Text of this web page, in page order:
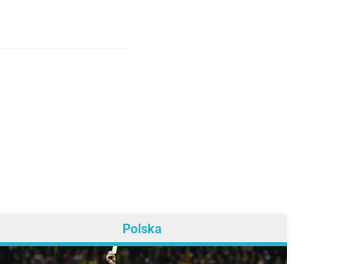
Polska